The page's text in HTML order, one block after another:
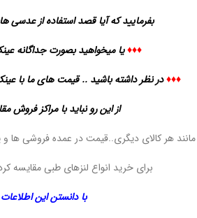
بفرمایید که آیا قصد استفاده از عدسی
♦♦♦یا میخواهید بصورتجداگانه
♦♦♦در نظر داشته باشید .. قیمت های ما با
از این رو نباید با مراکز فروش
مانند هر کالای دیگری..قیمت در عمده فروشی ها و
برای خرید انواع لنزهای طبی مقایسه
با دانستن این